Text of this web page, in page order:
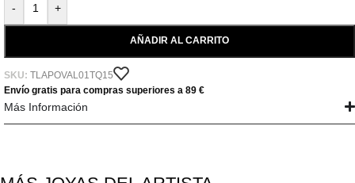
- +
AÑADIR AL CARRITO
SKU: TLAPOVAL01TQ15
Envío gratis para compras superiores a 89 €
Más Información